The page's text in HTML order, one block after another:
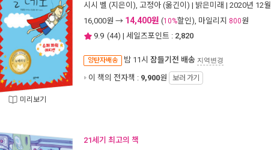
미리보기
시시 벨 (지은이), 고정아 (옮긴이) | 밝은미래 | 2020년 12월
16,000원 → 14,400원 (10%할인), 마일리지 800원
9.9 (44) | 세일즈포인트 : 2,820
양탄자배송 밤 11시 잠들기전 배송 지역변경
이 책의 전자책 : 9,900원 보러 가기
21세기 최고의 책